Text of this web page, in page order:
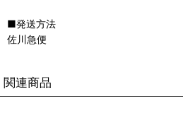
■発送方法
佐川急便
関連商品